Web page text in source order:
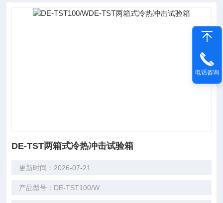
DE-TST两箱式冷热冲击试验箱
更新时间：2026-07-21
产品型号：DE-TST100/W
电话咨询